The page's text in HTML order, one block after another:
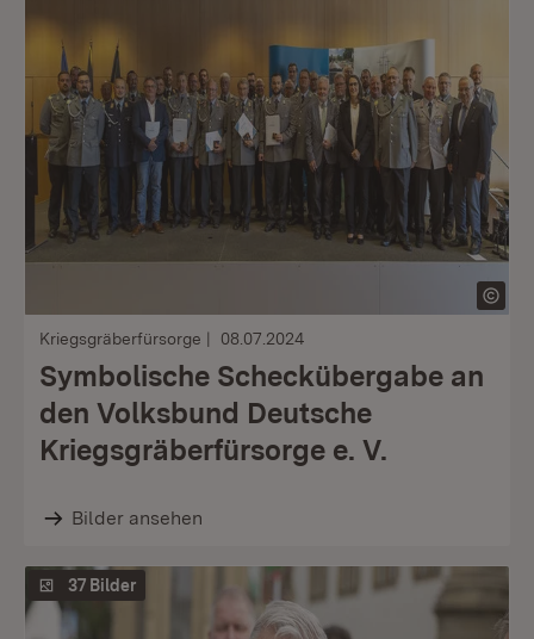
Kriegsgräberfürsorge 08.07.2024
Symbolische Scheckübergabe an
den Volksbund Deutsche
Kriegsgräberfürsorge e. V.
Bilder ansehen
37 Bilder